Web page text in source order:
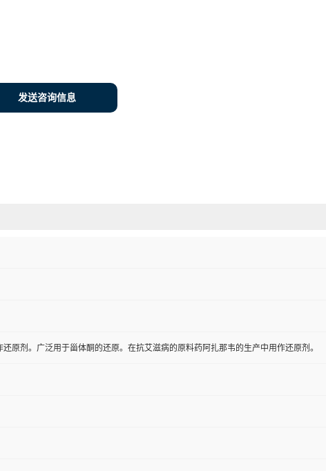
发送咨询信息
原剂。广泛用于甾体酮的还原。在抗艾滋病的原料药阿扎那韦的生产中用作还原剂。